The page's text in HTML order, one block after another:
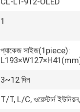
1
প্যাকেজ সাইজ(1piece):
3~12 দিন
T/T, L/C, ওয়েস্টার্ন ইউনিয়ন,